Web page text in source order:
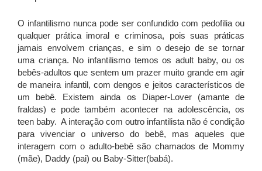
O infantilismo nunca pode ser confundido com pedofilia ou
qualquer prática imoral e criminosa, pois suas práticas
jamais envolvem crianças, e sim o desejo de se tornar
uma criança. No infantilismo temos os adult baby, ou os
bebês-adultos que sentem um prazer muito grande em agir
de maneira infantil, com dengos e jeitos característicos de
um bebê. Existem ainda os Diaper-Lover (amante de
fraldas) e pode também acontecer na adolescência, os
teen baby. A interação com outro infantilista não é condição
para vivenciar o universo do bebê, mas aqueles que
interagem com o adulto-bebê são chamados de Mommy
(mãe), Daddy (pai) ou Baby-Sitter(babá).